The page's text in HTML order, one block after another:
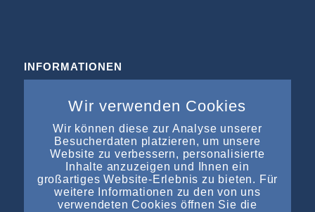
INFORMATIONEN
Impressum
Datenschutz
Kontakt
Wir verwenden Cookies
Wir können diese zur Analyse unserer
Besucherdaten platzieren, um unsere
Website zu verbessern, personalisierte
Inhalte anzuzeigen und Ihnen ein
großartiges Website-Erlebnis zu bieten. Für
weitere Informationen zu den von uns
verwendeten Cookies öffnen Sie die